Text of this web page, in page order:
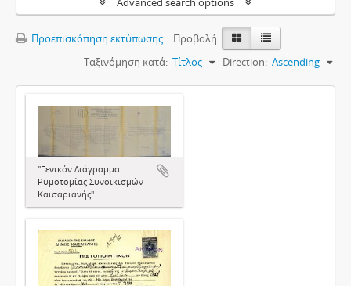
Προεπισκόπηση εκτύπωσης
Προβολή:
Ταξινόμηση κατά: Τίτλος Direction: Ascending
"Γενικόν Διάγραμμα
Ρυμοτομίας Συνοικισμών
Καισαριανής"